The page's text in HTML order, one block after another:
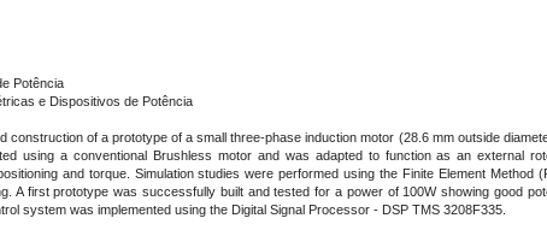
Potência
e Dispositivos de Potência
construction of a prototype of a small three-phase induction motor (28.6 mm outside
using a conventional Brushless motor and was adapted to function as an external
and torque. Simulation studies were performed using the Finite Element
A first prototype was successfully built and tested for a power of 100W showing good
system was implemented using the Digital Signal Processor - DSP TMS 3208F335.